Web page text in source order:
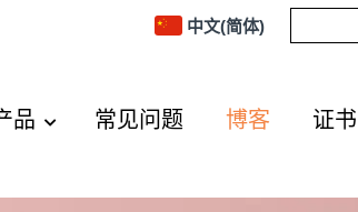
中文(简体)
品 常见问题 博客 证书